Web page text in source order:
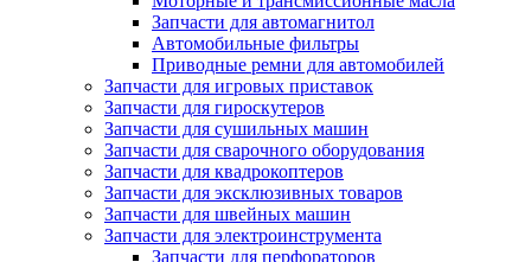
Запчасти для автомагнитол
Автомобильные фильтры
Приводные ремни для автомобилей
Запчасти для игровых приставок
Запчасти для гироскутеров
Запчасти для сушильных машин
Запчасти для сварочного оборудования
Запчасти для квадрокоптеров
Запчасти для эксклюзивных товаров
Запчасти для швейных машин
Запчасти для электроинструмента
Запчасти для перфораторов